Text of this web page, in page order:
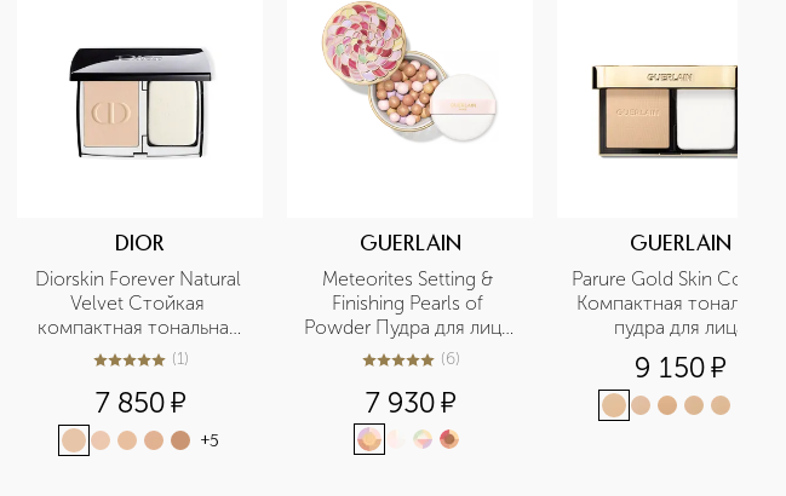
DIOR
Diorskin Forever Natural
Velvet Стойкая
компактная тональная
основа для лица
5из 51 (1)
7 850¤
+5
GUERLAIN
Meteorites Setting &
Finishing Pearls of
Powder Пудра для лица
в шариках
5из 56 (6)
7 930¤
GUERLAIN
Parure Gold Skin Control
Компактная тональная
пудра для лица
9 150¤